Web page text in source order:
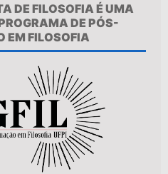
DE FILOSOFIA É UMA
DE PÓS-
EM FILOSOFIA